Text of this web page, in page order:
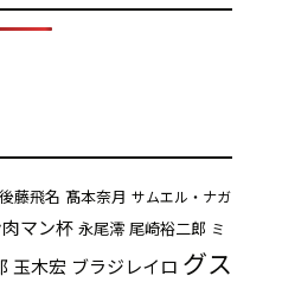
後藤飛名 髙本奈月 サムエル・ナガ
マン杯 永尾澪 尾崎裕二郎 ミ
玉木宏 ブラジレイロ グス